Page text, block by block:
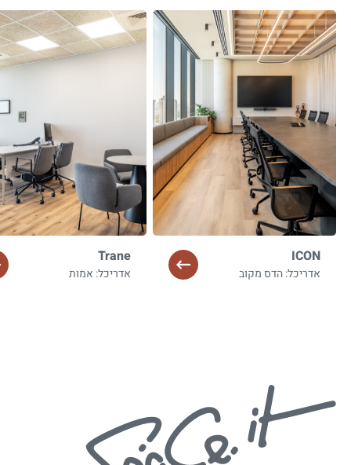
ICON
אדריכל: הדס מקוב
Trane
אדריכל: אמות